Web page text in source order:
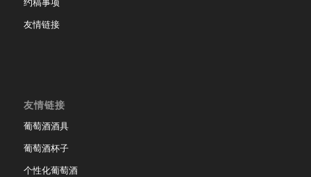
友情链接
友情链接
葡萄酒酒具
葡萄酒杯子
个性化葡萄酒